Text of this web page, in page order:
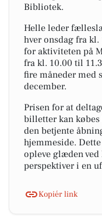
Bibliotek.
Helle leder
hver onsdag fra
for aktiviteten på
fra kl. 10.00 til
fire måneder med
december.
Prisen for at
billetter kan
den betjente
hjemmeside.
opleve glæden
perspektiver i en
Kopiér link